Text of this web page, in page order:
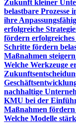
Zukunft kleiner
belastbare Prozesse
ihre
erfolgreiche
fördern
Schritte fördern
Maßnahmen
Welche Werkzeuge
nachhaltige
KMU bei der
Maßnahmen
Welche Modelle